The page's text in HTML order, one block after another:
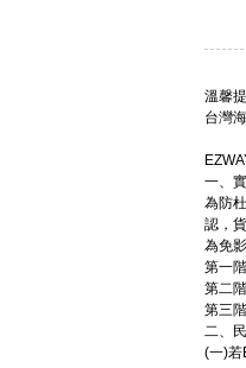
溫馨
台灣
一、
為防
認，
為免
第一
第二
第三
二、
(一)若